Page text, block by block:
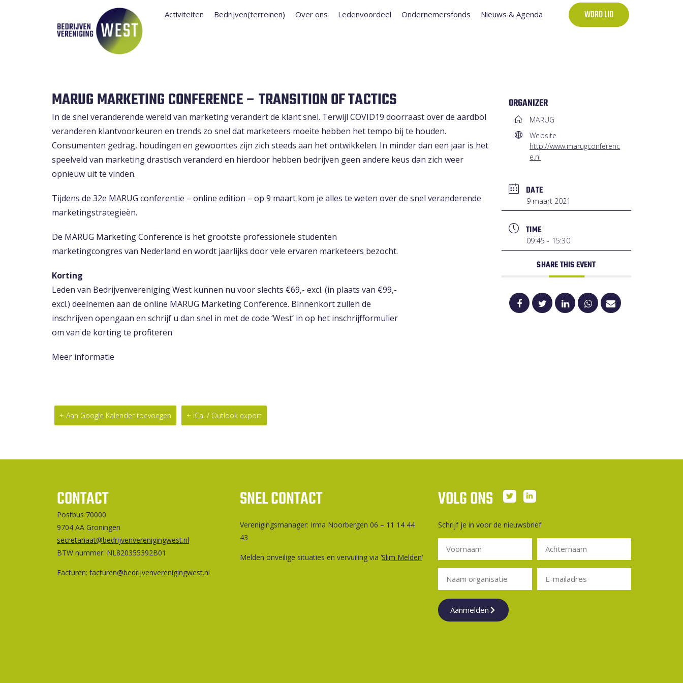
Activiteiten Bedrijven(terreinen) Over ons Ledenvoordeel Ondernemersfonds Nieuws & Agenda WORD LID
MARUG MARKETING CONFERENCE – TRANSITION OF TACTICS
In de snel veranderende wereld van marketing verandert de klant snel. Terwijl COVID19 doorraast over de aardbol
veranderen klantvoorkeuren en trends zo snel dat marketeers moeite hebben het tempo bij te houden.
Consumenten gedrag, houdingen en gewoontes zijn zich steeds aan het ontwikkelen. In minder dan een jaar is het
speelveld van marketing drastisch veranderd en hierdoor hebben bedrijven geen andere keus dan zich weer
opnieuw uit te vinden.
Tijdens de 32e MARUG conferentie – online edition – op 9 maart kom je alles te weten over de snel veranderende
marketingstrategieën.
De MARUG Marketing Conference is het grootste professionele studenten
marketingcongres van Nederland en wordt jaarlijks door vele ervaren marketeers bezocht.
Korting
Leden van Bedrijvenvereniging West kunnen nu voor slechts €69,- excl. (in plaats van €99,-
excl.) deelnemen aan de online MARUG Marketing Conference. Binnenkort zullen de
inschrijven opengaan en schrijf u dan snel in met de code ‘West’ in op het inschrijfformulier
om van de korting te profiteren
Meer informatie
+ Aan Google Kalender toevoegen + iCal / Outlook export
ORGANIZER
MARUG
Website
http://www.marugconferenc
e.nl
DATE
9 maart 2021
TIME
09:45 - 15:30
SHARE THIS EVENT
CONTACT
Postbus 70000
9704 AA Groningen
secretariaat@bedrijvenverenigingwest.nl
BTW nummer: NL820355392B01
Facturen: facturen@bedrijvenverenigingwest.nl
SNEL CONTACT
Ver­e­ni­gings­ma­na­ger: Irma Noorbergen 06 – 11 14 44
43
Melden onveilige situaties en vervuiling via ‘Slim Melden‘
VOLG ONS
Schrijf je in voor de nieuwsbrief
Aanmelden